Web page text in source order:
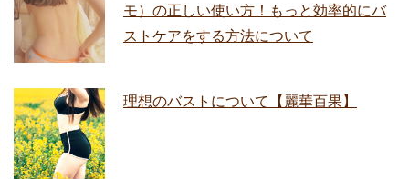
モ）の正しい使い方！もっと効率的にバ
ストケアをする方法について
理想のバストについて【麗華百果】